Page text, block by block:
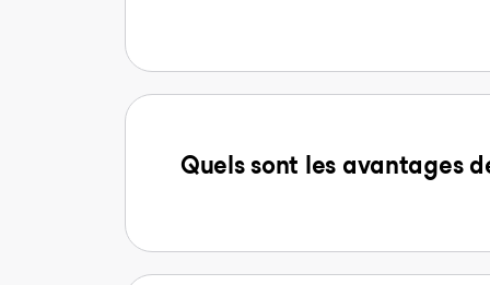
Quels sont les avantages